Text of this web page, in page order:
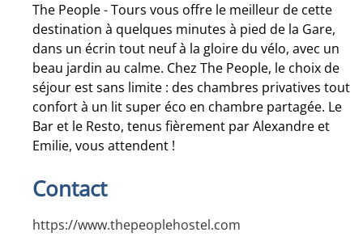
The People - Tours vous offre le meilleur de cette
destination à quelques minutes à pied de la Gare,
dans un écrin tout neuf à la gloire du vélo, avec un
beau jardin au calme. Chez The People, le choix de
séjour est sans limite : des chambres privatives tout
confort à un lit super éco en chambre partagée. Le
Bar et le Resto, tenus fièrement par Alexandre et
Emilie, vous attendent !
Contact
https://www.thepeoplehostel.com